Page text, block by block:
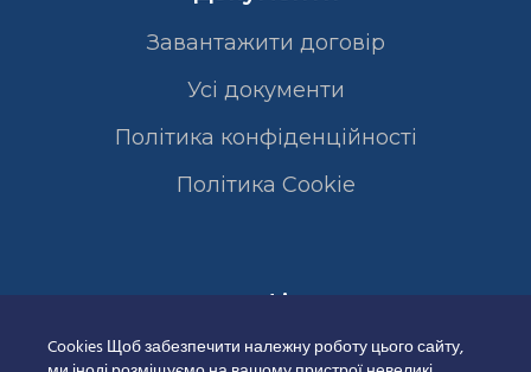
Завантажити договір
Усі документи
Політика конфіденційності
Полiтика Cookie
Сертифікати
Cookies Щоб забезпечити належну роботу цього сайту,